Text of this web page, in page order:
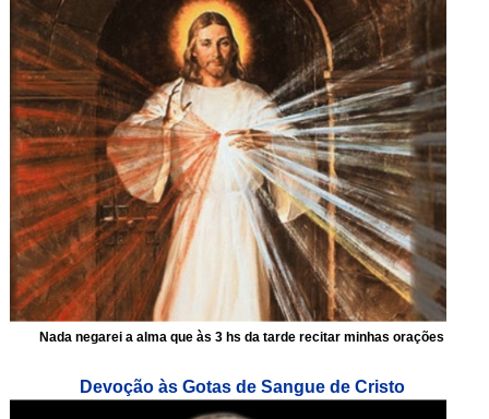
Nada negarei a alma que às 3 hs da tarde recitar minhas orações
Devoção às Gotas de Sangue de Cristo